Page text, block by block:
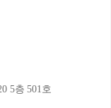
5층 501호